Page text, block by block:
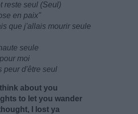
reste seul (Seul)
en paix"
que j'allais mourir seule
seule
moi
peur d'être seul
about you
to let you wander
I lost ya